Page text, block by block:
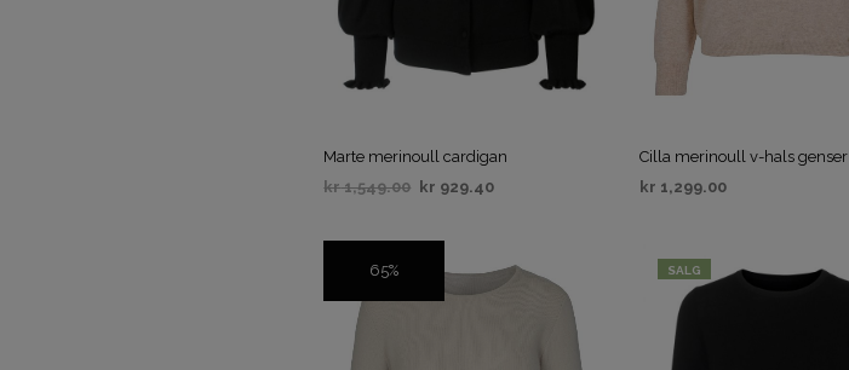
Marte merinoull cardigan
kr1,549.00 kr 929.40
Cilla merinoull v-hals genser
kr 1,299.00
65%
SALG SALG